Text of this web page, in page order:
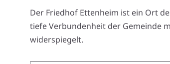
Der Friedhof Ettenheim ist ein Ort
tiefe Verbundenheit der Gemeinde
widerspiegelt.